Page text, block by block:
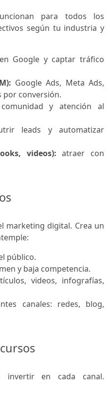
para todos los
según tu industria y
Google y captar tráfico
Google Ads, Meta Ads,
por conversión.
y atención al
leads y automatizar
videos): atraer con
marketing digital. Crea un
público.
y baja competencia.
videos, infografías,
canales: redes, blog,
invertir en cada canal.